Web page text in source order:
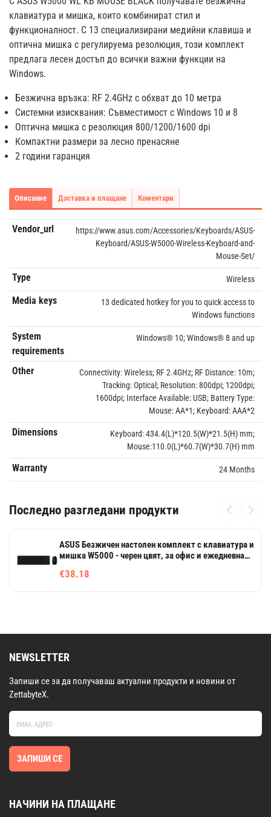
клавиатура и мишка, които комбинират стил и
функционалност. С 13 специализирани медийни клавиша и
оптична мишка с регулируема резолюция, този комплект
предлага лесен достъп до всички важни функции на
Windows.
Безжична връзка: RF 2.4GHz с обхват до 10 метра
Системни изисквания: Съвместимост с Windows 10 и 8
Оптична мишка с резолюция 800/1200/1600 dpi
Компактни размери за лесно пренасяне
2 години гаранция
Описание Доставка и плащане Коментари
Vendor_url
https://www.asus.com/Accessories/Keyboards/ASUS-
Keyboard/ASUS-W5000-Wireless-Keyboard-and-
Mouse-Set/
Type Wireless
Media keys
13 dedicated hotkey for you to quick access to
Windows functions
System
requirements
Windows® 10; Windows® 8 and up
Other
Connectivity: Wireless; RF 2.4GHz; RF Distance: 10m;
Tracking: Optical; Resolution: 800dpi; 1200dpi;
1600dpi; Interface Available: USB; Battery Type:
Mouse: AA*1; Keyboard: AAA*2
Dimensions
Keyboard: 434.4(L)*120.5(W)*21.5(H) mm;
Mouse:110.0(L)*60.7(W)*30.7(H) mm
Warranty 24 Months
Последно разгледани продукти
ASUS Безжичен настолен комплект с клавиатура и
мишка W5000 - черен цвят, за офис и ежедневна
€38.18
NEWSLETTER
Запиши се за да получаваш актуални продукти и новини от
ZettabyteX.
ЗАПИШИ СЕ
НАЧИНИ НА ПЛАЩАНЕ